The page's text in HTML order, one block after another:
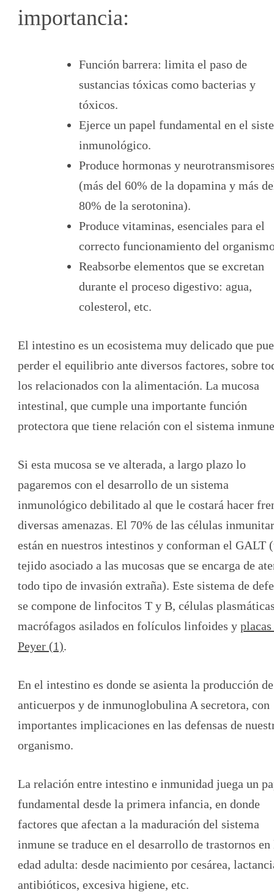
importancia:
Función barrera: limita el paso de
sustancias tóxicas como bacterias y
tóxicos.
Ejerce un papel fundamental en el
inmunológico.
Produce hormonas y
(más del 60% de la dopamina y más
80% de la serotonina).
Produce vitaminas, esenciales para el
correcto funcionamiento del
Reabsorbe elementos que se excretan
durante el proceso digestivo: agua,
colesterol, etc.
El intestino es un ecosistema muy delicado que
perder el equilibrio ante diversos factores, sobre
los relacionados con la alimentación. La mucosa
intestinal, que cumple una importante función
protectora que tiene relación con el sistema
Si esta mucosa se ve alterada, a largo plazo lo
pagaremos con el desarrollo de un sistema
inmunológico debilitado al que le costará hacer
diversas amenazas. El 70% de las células
están en nuestros intestinos y conforman el GALT
tejido asociado a las mucosas que se encarga de
todo tipo de invasión extraña). Este sistema de
se compone de linfocitos T y B, células
macrófagos asilados en folículos linfoides y placas
Peyer (1).
En el intestino es donde se asienta la producción de
anticuerpos y de inmunoglobulina A secretora, con
importantes implicaciones en las defensas de
organismo.
La relación entre intestino e inmunidad juega un
fundamental desde la primera infancia, en donde
factores que afectan a la maduración del sistema
inmune se traduce en el desarrollo de trastornos en
edad adulta: desde nacimiento por cesárea,
antibióticos, excesiva higiene, etc.